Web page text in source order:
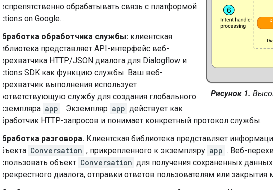
Рисунок 1.
беспрепятственно обрабатывать связь с платформой
Actions on Google. .
Обработка обработчика службы: клиентская
библиотека представляет API-интерфейс веб-
перехватчика HTTP/JSON диалога для Dialogflow и
Actions SDK как функцию службы. Ваш веб-
перехватчик выполнения использует
соответствующую службу для создания глобального
экземпляра app . Экземпляр app действует как
обработчик HTTP-запросов и понимает конкретный протокол службы.
Обработка разговора. Клиентская библиотека представляет
объекта Conversation , прикрепленного к экземпляру app . Веб-
использовать объект Conversation для получения сохраненных
перекрестного диалога, отправки ответов пользователям или закрытия